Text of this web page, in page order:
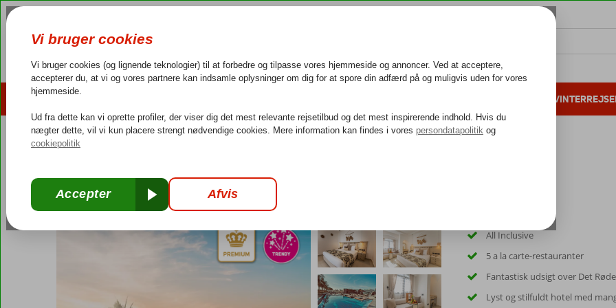
4,3/5 på Trustpilot Dansk guideservice 40.000 danske gæster i 2025 25 års erfaring
Sunrise Tucana Resort
All Inclusive-Hotel
All Inclusive
5 a la carte-restauranter
Fantastisk udsigt over Det
Lyst og stilfuldt hotel med